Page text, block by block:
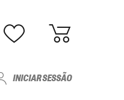
INICIAR SESSÃO